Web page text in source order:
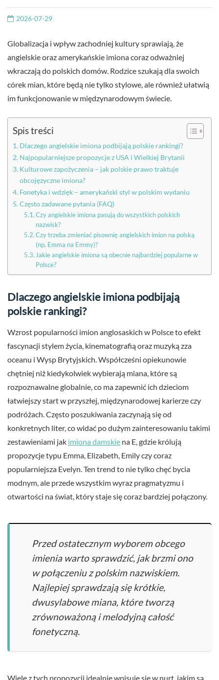
2026-07-29
Globalizacja i wpływ zachodniej kultury sprawiają, że
angielskie oraz amerykańskie imiona coraz odważniej
wkraczają do polskich domów. Rodzice szukają dla swoich
córek mian, które będą nie tylko stylowe, ale również ułatwią
im funkcjonowanie w międzynarodowym świecie.
Spis treści
Dlaczego angielskie imiona podbijają polskie rankingi?
Najpopularniejsze propozycje z USA i Wielkiej Brytanii
Kulturowe zapożyczenia – jak polskie prawo traktuje
obcojęzyczne imiona?
Fonetyka i wdzięk – amerykański styl w polskim wydaniu
Często zadawane pytania (FAQ)
Czy angielskie imiona pasują do wszystkich polskich
nazwisk?
Czy trzeba zmieniać pisownię angielskich imion na polską
(np. Emma na Emmy)?
Jakie angielskie imiona są obecnie najbardziej popularne w
Polsce?
Dlaczego angielskie imiona podbijają
polskie rankingi?
Wzrost popularności imion anglosaskich w Polsce to efekt
fascynacji stylem życia, kinematografią oraz muzyką zza
oceanu i Wysp Brytyjskich. Współcześni opiekunowie
chętniej niż kiedykolwiek wybierają miana, które są
rozpoznawalne globalnie, co ma zapewnić ich dzieciom
łatwiejszy start w przyszłej, międzynarodowej karierze czy
podróżach. Często poszukiwania zaczynają się od
konkretnych liter, co widać po dużym zainteresowaniu takimi
zestawieniami jak imiona damskie na E, gdzie królują
propozycje typu Emma, Elizabeth, Emily czy coraz
popularniejsza Evelyn. Ten trend to nie tylko chęć bycia
modnym, ale przede wszystkim wyraz pragmatyzmu i
otwartości na świat, który staje się coraz bardziej połączony.
Przed ostatecznym wyborem obcego
imienia warto sprawdzić, jak brzmi ono
w połączeniu z polskim nazwiskiem.
Najlepiej sprawdzają się krótkie,
dwusylabowe miana, które tworzą
zrównoważoną i melodyjną całość
fonetyczną.
Wiele z tych propozycji idealnie wpisuje się w nurt, jakim są